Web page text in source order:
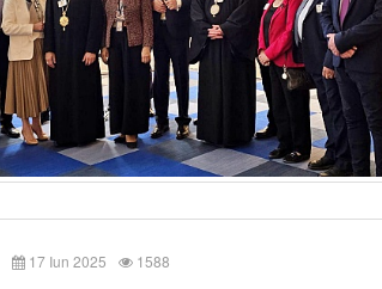
17 Iun 2025 1588